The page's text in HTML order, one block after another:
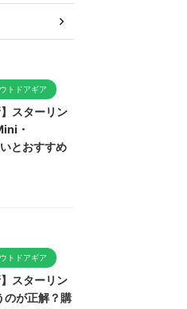
トドアギア
スターリン
・
とおすすめ
トドアギア
スターリン
のが正解？購